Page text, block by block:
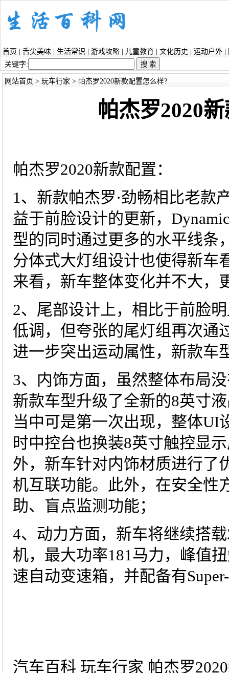
首页 舌尖美味 生活常识 游戏攻略 儿童教育 文化历史 运动户外
关键字:
网站首页 > 玩车行家 > 帕杰罗2020新款配置怎么样?
帕杰罗2020
帕杰罗2020新款配置：
1、新款帕杰罗·劲畅相比老款
益于前脸设计的更新，
型的同时通过更多的水平线条
分体式大灯组设计也使得新车
来看，新车整体变化并不大，
2、尾部设计上，相比于前脸
低调，但夸张的尾灯组再次通
进一步突出运动属性，新款车
3、内饰方面，虽然整体布局
新款车型升级了全新的8英寸
当中可是第一次出现，整体UI
时中控台也换装8英寸触控显
外，新车针对内饰材质进行了
机互联功能。此外，在安全性
助、盲点监测功能；
4、动力方面，新车将继续搭
机，最大功率181马力，峰值
速自动变速箱，并配备有
汽车百科 玩车行家 帕杰罗